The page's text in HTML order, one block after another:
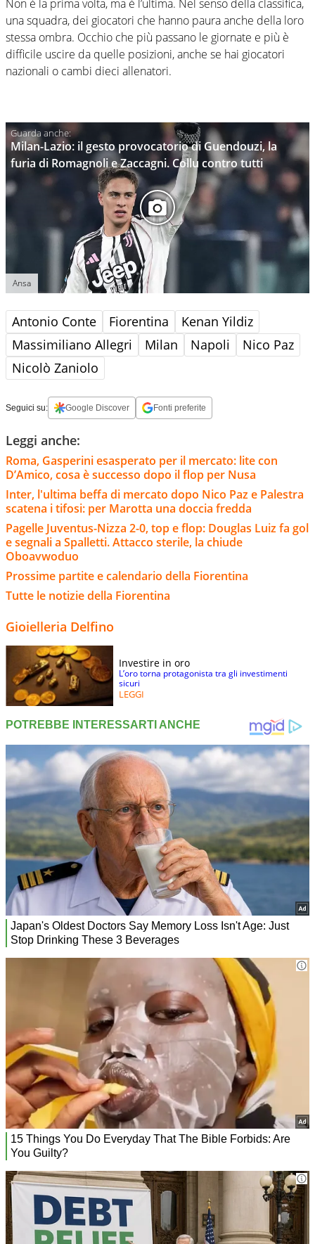
Non è la prima volta, ma è l’ultima. Nel senso della classifica,
una squadra, dei giocatori che hanno paura anche della loro
stessa ombra. Occhio che più passano le giornate e più è
difficile uscire da quelle posizioni, anche se hai giocatori
nazionali o cambi dieci allenatori.
Milan-Lazio: il gesto provocatorio di Guendouzi, la
furia di Romagnoli e Zaccagni. Collu contro tutti
Ansa
Antonio Conte Fiorentina
Kenan Yildiz
Massimiliano Allegri
Milan Napoli
Nico Paz
Nicolò Zaniolo
Seguici su: Google Discover Fonti preferite
Leggi anche:
Roma, Gasperini esasperato per il mercato: lite con
D’Amico, cosa è successo dopo il flop per Nusa
Inter, l'ultima beffa di mercato dopo Nico Paz e Palestra
scatena i tifosi: per Marotta una doccia fredda
Pagelle Juventus-Nizza 2-0, top e flop: Douglas Luiz fa gol
e segnali a Spalletti. Attacco sterile, la chiude
Oboavwoduo
Prossime partite e calendario della Fiorentina
Tutte le notizie della Fiorentina
Gioielleria Delfino
Investire in oro
L’oro torna protagonista tra gli investimenti
sicuri
LEGGI